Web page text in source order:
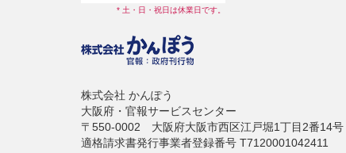
* 土・日・祝日は休業日です。
株式会社 かんぽう
大阪府・官報サービスセンター
〒550-0002 大阪府大阪市西区江戸堀1丁目2番14号
適格請求書発行事業者登録番号 T7120001042411